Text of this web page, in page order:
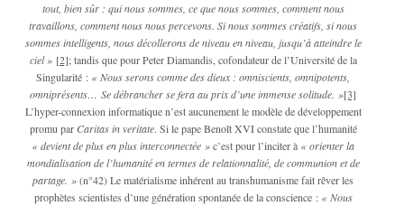
tout, bien sûr : qui nous sommes, ce que nous sommes, comment nous
travaillons, comment nous nous percevons. Si nous sommes créatifs, si nous
sommes intelligents, nous décollerons de niveau en niveau, jusqu’à atteindre le
ciel » [2]; tandis que pour Peter Diamandis, cofondateur de l’Université de la
Singularité : « Nous serons comme des dieux : omniscients, omnipotents,
omniprésents… Se débrancher se fera au prix d’une immense solitude. »[3]
L’hyper-connexion informatique n’est aucunement le modèle de développement
promu par Caritas in veritate. Si le pape Benoît XVI constate que l’humanité
« devient de plus en plus interconnectée »c’est pour l’inciter à « orienter la
mondialisation de l’humanité en termes de relationnalité, de communion et de
partage. »(n°42) Le matérialisme inhérent au transhumanisme fait rêver les
prophètes scientistes d’une génération spontanée de la conscience : « Nous